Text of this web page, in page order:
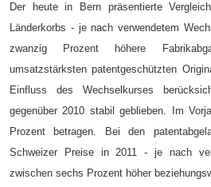
Der heute in Bern präsentierte
Länderkorbs - je nach verwendetem
zwanzig Prozent höhere
umsatzstärksten patentgeschützten
Einfluss des Wechselkurses
gegenüber 2010 stabil geblieben. Im
Prozent betragen. Bei den
Schweizer Preise in 2011 - je nach
zwischen sechs Prozent höher